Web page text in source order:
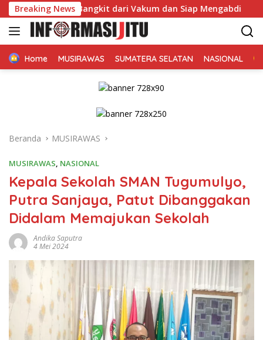
Langsung
ke
konten
Breaking News
Rawas Bangkit dari Vakum dan Siap Mengabdi
Home MUSIRAWAS SUMATERA SELATAN NASIONAL
Beranda MUSIRAWAS
MUSIRAWAS NASIONAL
Kepala Sekolah SMAN Tugumulyo,
Putra Sanjaya, Patut Dibanggakan
Didalam Memajukan Sekolah
Andika Saputra
4 Mei 2024